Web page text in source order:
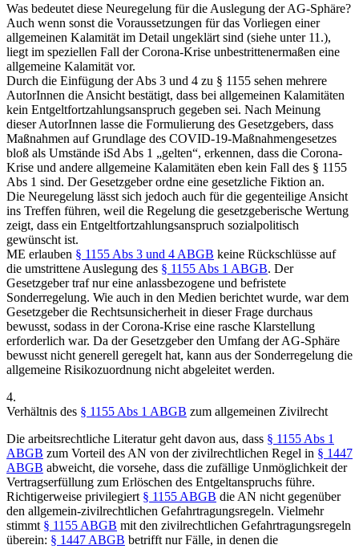
Was bedeutet diese Neuregelung für die Auslegung der AG-Sphäre?
Auch wenn sonst die Voraussetzungen für das Vorliegen einer
allgemeinen Kalamität im Detail ungeklärt sind (siehe unter 11.),
liegt im speziellen Fall der Corona-Krise unbestrittenermaßen eine
allgemeine Kalamität vor.
Durch die Einfügung der Abs 3 und 4 zu § 1155 sehen mehrere
AutorInnen die Ansicht bestätigt, dass bei allgemeinen Kalamitäten
kein Entgeltfortzahlungsanspruch gegeben sei. Nach Meinung
dieser AutorInnen lasse die Formulierung des Gesetzgebers, dass
Maßnahmen auf Grundlage des COVID-19-Maßnahmengesetzes
bloß als Umstände iSd Abs 1 „gelten“, erkennen, dass die Corona-
Krise und andere allgemeine Kalamitäten eben kein Fall des § 1155
Abs 1 sind. Der Gesetzgeber ordne eine gesetzliche Fiktion an.
Die Neuregelung lässt sich jedoch auch für die gegenteilige Ansicht
ins Treffen führen, weil die Regelung die gesetzgeberische Wertung
zeigt, dass ein Entgeltfortzahlungsanspruch sozialpolitisch
gewünscht ist.
ME erlauben § 1155 Abs 3 und 4 ABGB keine Rückschlüsse auf
die umstrittene Auslegung des § 1155 Abs 1 ABGB. Der
Gesetzgeber traf nur eine anlassbezogene und befristete
Sonderregelung. Wie auch in den Medien berichtet wurde, war dem
Gesetzgeber die Rechtsunsicherheit in dieser Frage durchaus
bewusst, sodass in der Corona-Krise eine rasche Klarstellung
erforderlich war. Da der Gesetzgeber den Umfang der AG-Sphäre
bewusst nicht generell geregelt hat, kann aus der Sonderregelung die
allgemeine Risikozuordnung nicht abgeleitet werden.
4.
Verhältnis des § 1155 Abs 1 ABGB zum allgemeinen Zivilrecht
Die arbeitsrechtliche Literatur geht davon aus, dass § 1155 Abs 1
ABGB zum Vorteil des AN von der zivilrechtlichen Regel in § 1447
ABGB abweicht, die vorsehe, dass die zufällige Unmöglichkeit der
Vertragserfüllung zum Erlöschen des Entgeltanspruchs führe.
Richtigerweise privilegiert § 1155 ABGB die AN nicht gegenüber
den allgemein-zivilrechtlichen Gefahrtragungsregeln. Vielmehr
stimmt § 1155 ABGB mit den zivilrechtlichen Gefahrtragungsregeln
überein: § 1447 ABGB betrifft nur Fälle, in denen die